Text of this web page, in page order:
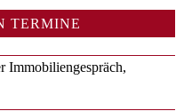
TERMINE
Immobiliengespräch,